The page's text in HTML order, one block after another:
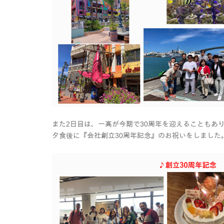
また2日目は、一高が今期で30周年を迎えることもあ
夕食後に『会社創立30周年記念』のお祝いをしました